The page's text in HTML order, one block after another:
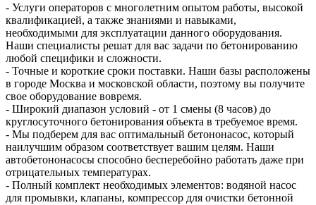
- Услуги операторов с многолетним опытом работы, высокой
квалификацией, а также знаниями и навыками,
необходимыми для эксплуатации данного оборудования.
Наши специалисты решат для вас задачи по бетонированию
любой специфики и сложности.
- Точные и короткие сроки поставки. Наши базы расположены
в городе Москва и московской области, поэтому вы получите
свое оборудование вовремя.
- Широкий диапазон условий - от 1 смены (8 часов) до
круглосуточного бетонирования объекта в требуемое время.
- Мы подберем для вас оптимальный бетононасос, который
наилучшим образом соответствует вашим целям. Наши
автобетононасосы способно бесперебойно работать даже при
отрицательных температурах.
- Полный комплект необходимых элементов: водяной насос
для промывки, клапаны, компрессор для очистки бетонной